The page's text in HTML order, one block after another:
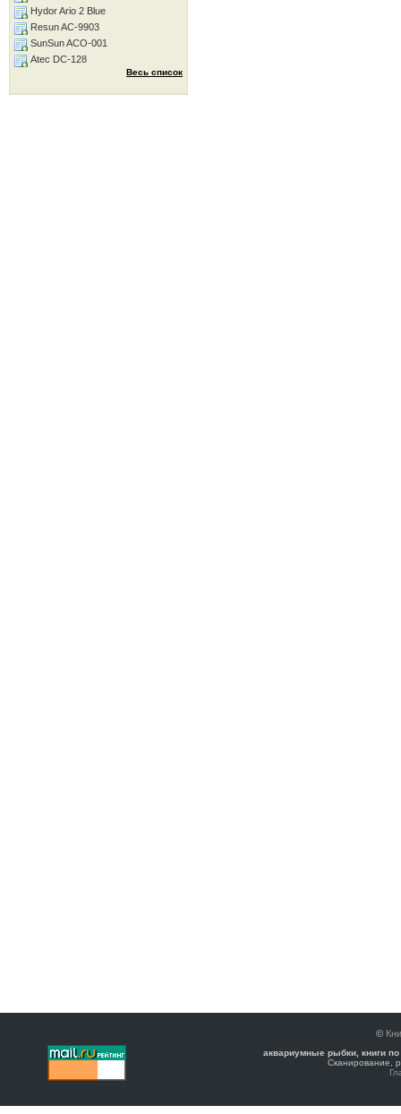
Hydor Ario 2 Blue
Resun AC-9903
SunSun ACO-001
Atec DC-128
Весь список
©
аквариумные рыбки, книги
Сканирование,